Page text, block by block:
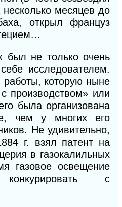
месяцев до
открыл француз
был не только очень
исследователем.
работы, которую ныне
производством» или
была организована
чем у многих его
Не удивительно,
г. взял патент на
в газокалильных
газовое освещение
с